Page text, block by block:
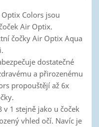
Colors jsou
Air Optix.
čočky Air Optix Aqua
dostatečné
a přirozenému
propouštějí až 6x
v 1 stejně jako u čoček
vhled očí. Navíc je